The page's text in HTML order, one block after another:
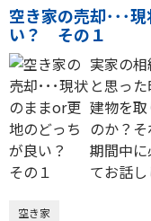
空き家の売却･･･
い？ その１
実家の
と思っ
建物を
のか？
期間中
てお話し
空き家